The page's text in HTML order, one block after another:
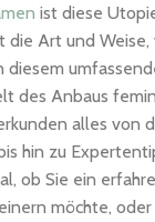
ist diese
Art und Weise,
diesem
des Anbaus
alles von
hin zu
ob Sie ein
möchte,